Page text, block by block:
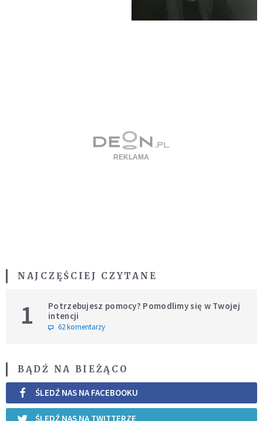
NAJCZĘŚCIEJ CZYTANE
1
Potrzebujesz pomocy? Pomodlimy się w Twojej
intencji
62 komentarzy
BĄDŹ NA BIEŻĄCO
ŚLEDŹ NAS NA FACEBOOKU
ŚLEDŹ NAS NA TWITTERZE